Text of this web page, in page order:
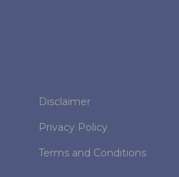
Disclaimer
Privacy Policy
Terms and Conditions